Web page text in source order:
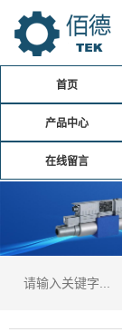
首页
产品中心
在线留言